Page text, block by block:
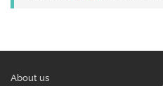
About us